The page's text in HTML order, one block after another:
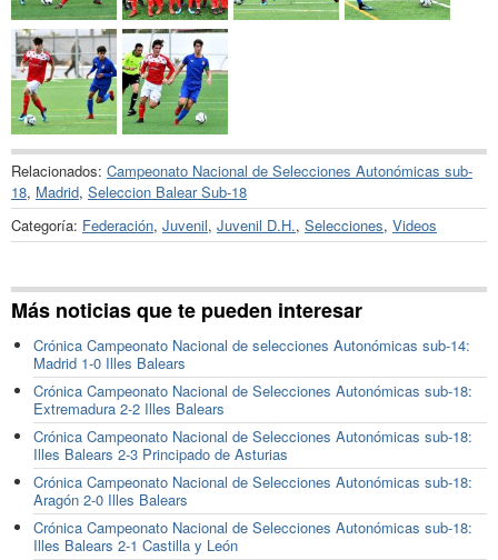
Relacionados: Campeonato Nacional de Selecciones Autonómicas sub-
18, Madrid, Seleccion Balear Sub-18
Categoría: Federación, Juvenil, Juvenil D.H., Selecciones, Videos
Más noticias que te pueden interesar
Crónica Campeonato Nacional de selecciones Autonómicas sub-14:
Madrid 1-0 Illes Balears
Crónica Campeonato Nacional de Selecciones Autonómicas sub-18:
Extremadura 2-2 Illes Balears
Crónica Campeonato Nacional de Selecciones Autonómicas sub-18:
Illes Balears 2-3 Principado de Asturias
Crónica Campeonato Nacional de Selecciones Autonómicas sub-18:
Aragón 2-0 Illes Balears
Crónica Campeonato Nacional de Selecciones Autonómicas sub-18:
Illes Balears 2-1 Castilla y León